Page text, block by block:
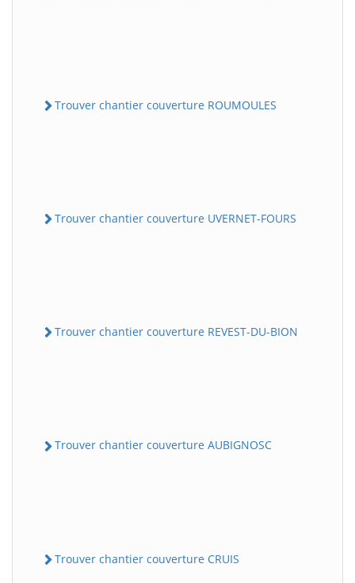
Trouver chantier couverture ROUMOULES
Trouver chantier couverture UVERNET-FOURS
Trouver chantier couverture REVEST-DU-BION
Trouver chantier couverture AUBIGNOSC
Trouver chantier couverture CRUIS